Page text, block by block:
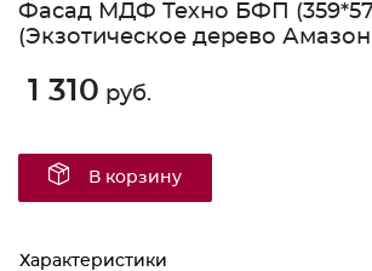
Фасад МДФ Техно БФП
(Экзотическое дерево
1 310 руб.
В корзину
Характеристики